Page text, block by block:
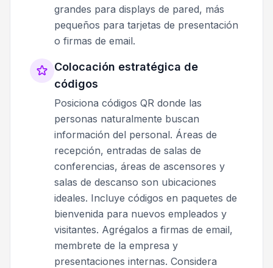
grandes para displays de pared, más
pequeños para tarjetas de presentación
o firmas de email.
Colocación estratégica de
códigos
Posiciona códigos QR donde las
personas naturalmente buscan
información del personal. Áreas de
recepción, entradas de salas de
conferencias, áreas de ascensores y
salas de descanso son ubicaciones
ideales. Incluye códigos en paquetes de
bienvenida para nuevos empleados y
visitantes. Agrégalos a firmas de email,
membrete de la empresa y
presentaciones internas. Considera